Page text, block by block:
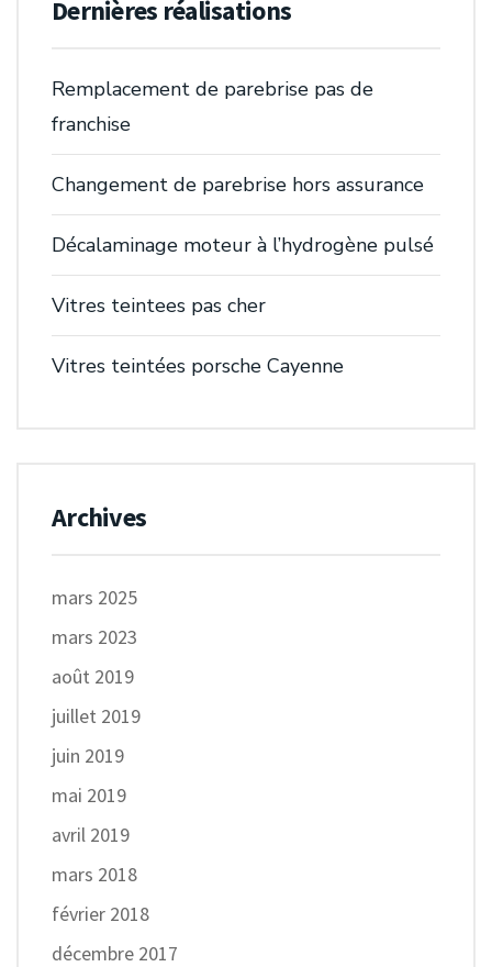
Dernières réalisations
Remplacement de parebrise pas de
franchise
Changement de parebrise hors assurance
Décalaminage moteur à l’hydrogène pulsé
Vitres teintees pas cher
Vitres teintées porsche Cayenne
Archives
mars 2025
mars 2023
août 2019
juillet 2019
juin 2019
mai 2019
avril 2019
mars 2018
février 2018
décembre 2017